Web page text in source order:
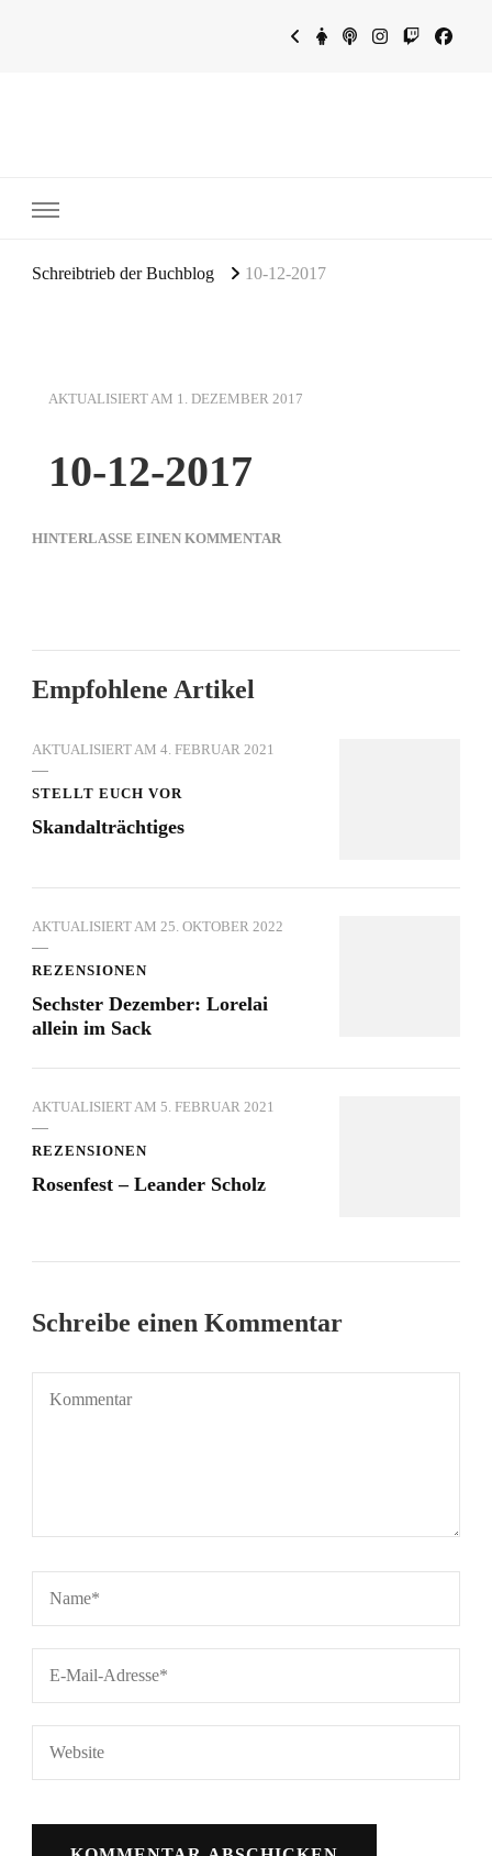
Schreibtrieb der Buchblog 10-12-2017
AKTUALISIERT AM 1. DEZEMBER 2017
10-12-2017
HINTERLASSE EINEN KOMMENTAR
Empfohlene Artikel
AKTUALISIERT AM 4. FEBRUAR 2021
STELLT EUCH VOR
Skandalträchtiges
AKTUALISIERT AM 25. OKTOBER 2022
REZENSIONEN
Sechster Dezember: Lorelai
allein im Sack
AKTUALISIERT AM 5. FEBRUAR 2021
REZENSIONEN
Rosenfest – Leander Scholz
Schreibe einen Kommentar